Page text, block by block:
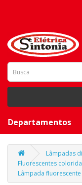
Departamentos
Lâmpadas
Fluorescentes
Lâmpada